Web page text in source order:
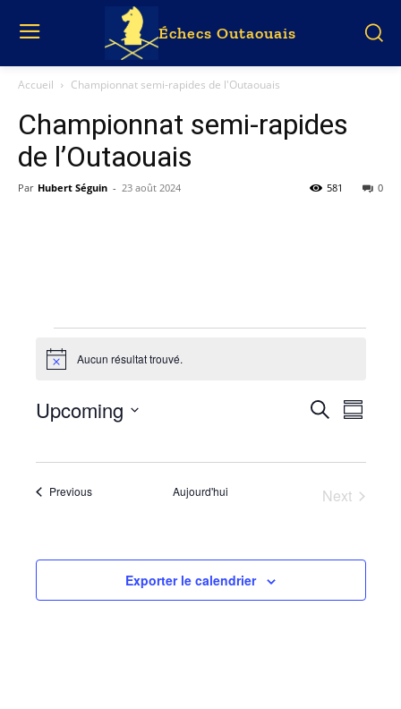
Échecs Outaouais
Accueil Championnat semi-rapides de l'Outaouais
Championnat semi-rapides
de l’Outaouais
Par Hubert Séguin - 23 août 2024 0
581
Évènements
Notice Aucun résultat trouvé.
Recherche
Upcoming
date.
PreviousÉvènements Aujourd'hui
Next
Exporter le calendrier